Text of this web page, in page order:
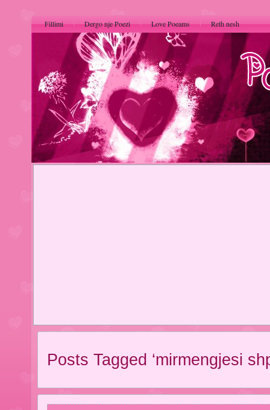
Fillimi Dergo nje Poezi Love Poeams Reth nesh
Posts Tagged ‘mirmengjesi